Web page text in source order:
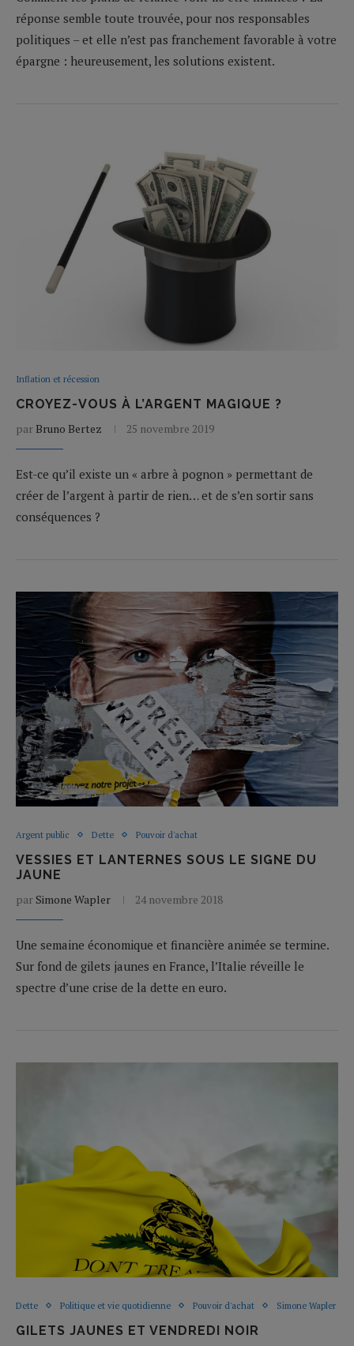
réponse semble toute trouvée, pour nos responsables
politiques – et elle n’est pas franchement favorable à votre
épargne : heureusement, les solutions existent.
Inflation et récession
CROYEZ-VOUS À L’ARGENT MAGIQUE ?
par Bruno Bertez 25 novembre 2019
Est-ce qu’il existe un « arbre à pognon » permettant de
créer de l’argent à partir de rien… et de s’en sortir sans
conséquences ?
Argent public Dette Pouvoir d'achat
VESSIES ET LANTERNES SOUS LE SIGNE DU
JAUNE
par Simone Wapler 24 novembre 2018
Une semaine économique et financière animée se termine.
Sur fond de gilets jaunes en France, l’Italie réveille le
spectre d’une crise de la dette en euro.
Dette Politique et vie quotidienne Pouvoir d'achat Simone Wapler
GILETS JAUNES ET VENDREDI NOIR